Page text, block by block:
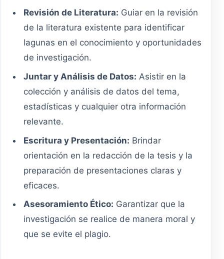
Revisión de Literatura: Guiar en la revisión
de la literatura existente para identificar
lagunas en el conocimiento y oportunidades
de investigación.
Juntar y Análisis de Datos: Asistir en la
colección y análisis de datos del tema,
estadísticas y cualquier otra información
relevante.
Escritura y Presentación: Brindar
orientación en la redacción de la tesis y la
preparación de presentaciones claras y
eficaces.
Asesoramiento Ético: Garantizar que la
investigación se realice de manera moral y
que se evite el plagio.